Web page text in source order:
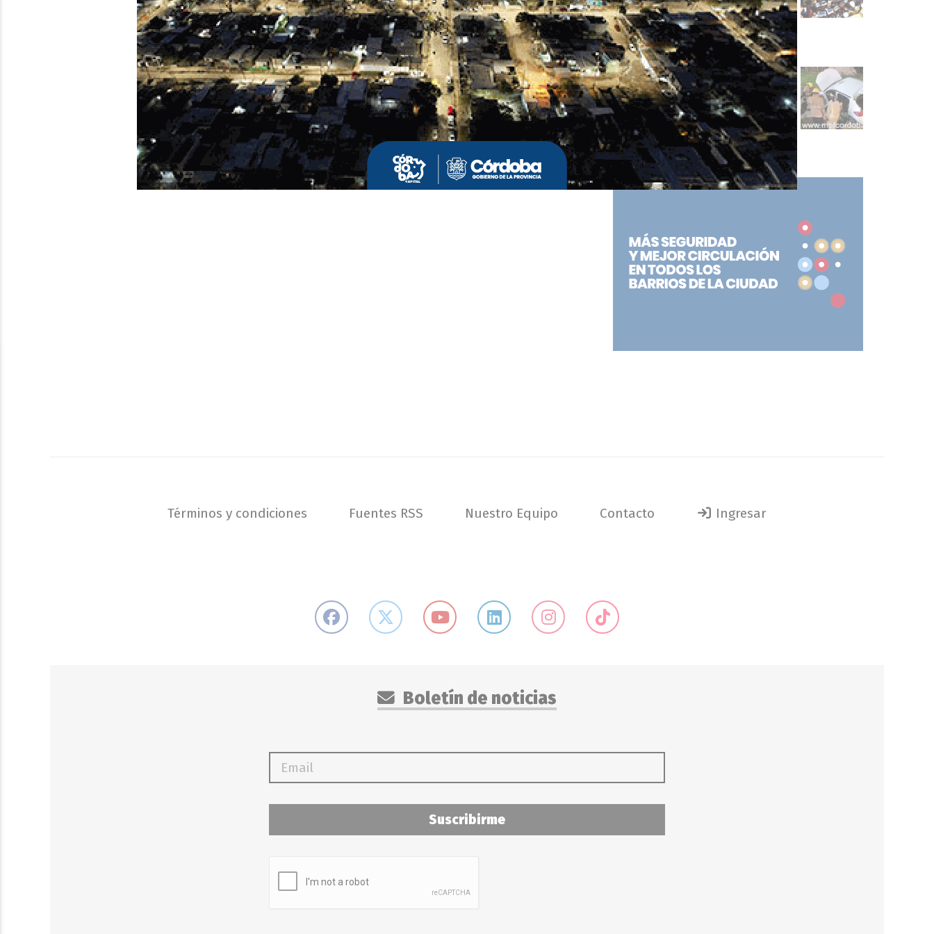
desalojos se debate el
proyecto sobre
propiedad privada
Detuvieron al esposo de
la mujer que falleció tras
la supuesta explosión
del celular
SOCIEDAD
Términos y condiciones Fuentes RSS Nuestro Equipo Contacto Ingresar
Boletín de noticias
Suscribirme